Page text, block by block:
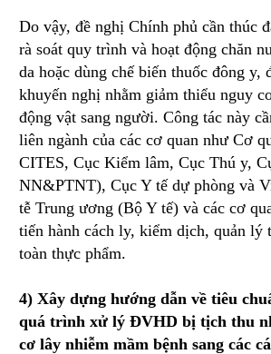
Do vậy, đề nghị Chính phủ cần thúc
rà soát quy trình và hoạt động chăn
da hoặc dùng chế biến thuốc đông y,
khuyến nghị nhằm giảm thiểu nguy
động vật sang người. Công tác này
liên ngành của các cơ quan như Cơ
CITES, Cục Kiểm lâm, Cục Thú y,
NN&PTNT), Cục Y tế dự phòng và
tễ Trung ương (Bộ Y tế) và các cơ
tiến hành cách ly, kiểm dịch, quản lý
toàn thực phẩm.
4) Xây dựng hướng dẫn về tiêu
quá trình xử lý ĐVHD bị tịch thu
cơ lây nhiễm mầm bệnh sang các